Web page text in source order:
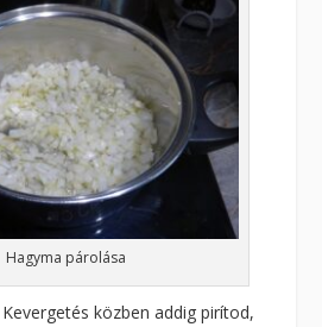
Hagyma párolása
közben addig pirítod,